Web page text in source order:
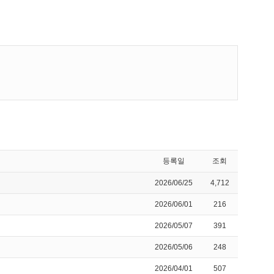
등록일 조회
2026/06/25 4,712
2026/06/01 216
2026/05/07 391
2026/05/06 248
2026/04/01 507